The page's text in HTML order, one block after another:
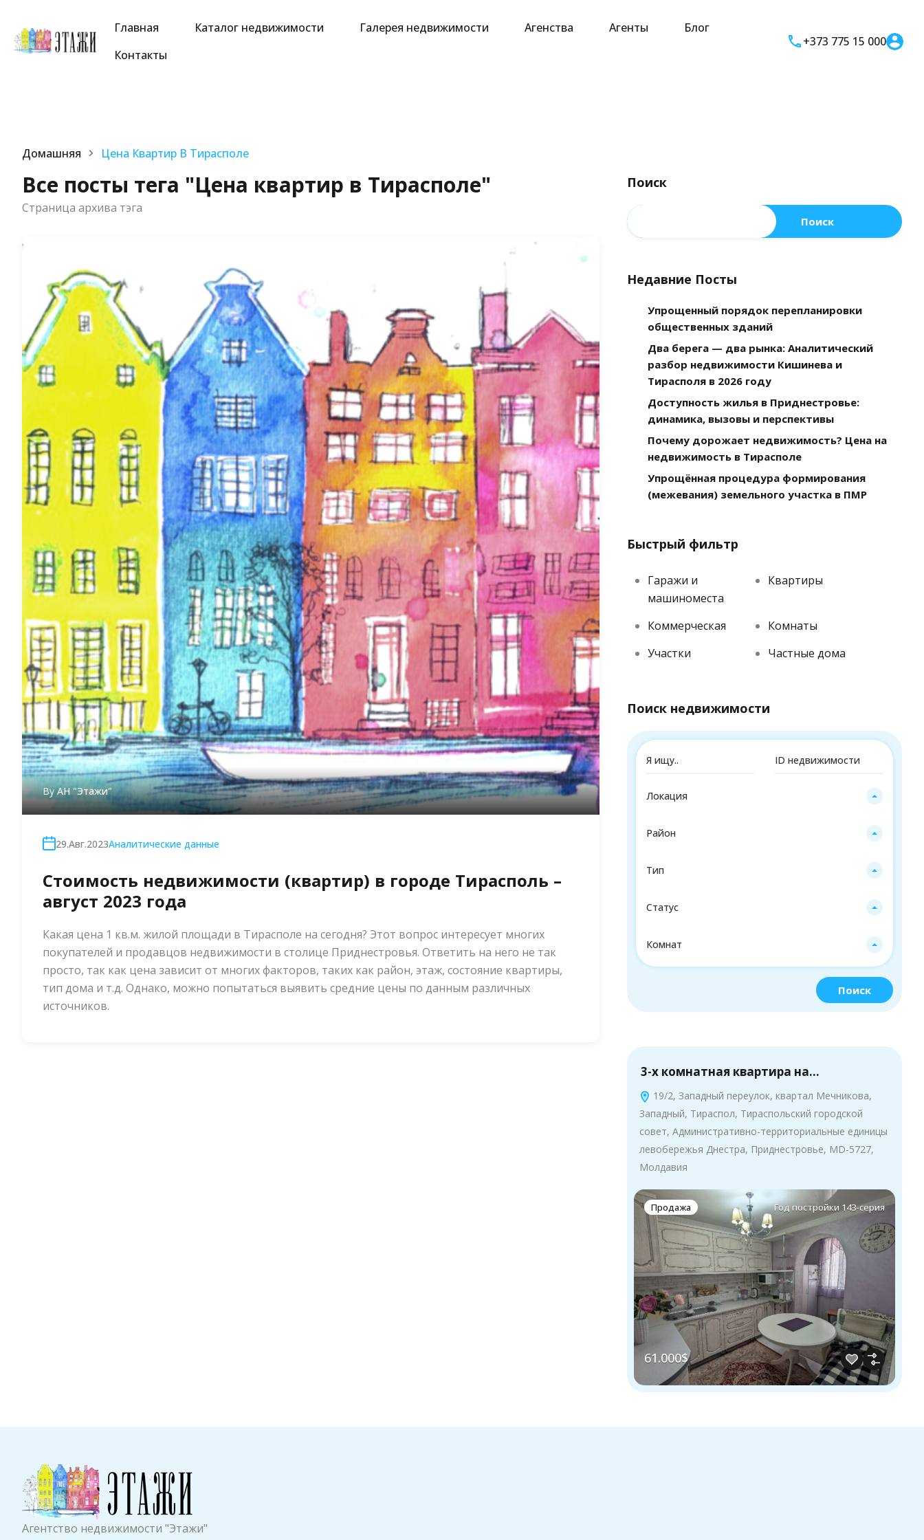
Главная Каталог недвижимости Галерея недвижимости Агенства Агенты
Блог
Контакты
+373 775 15 000
Домашняя Цена Квартир В Тирасполе
Все посты тега "Цена квартир в Тирасполе"
Страница архива тэга
By АН "Этажи"
29.Авг.2023Аналитические данные
Стоимость недвижимости (квартир) в городе Тирасполь –
август 2023 года
Какая цена 1 кв.м. жилой площади в Тирасполе на сегодня? Этот вопрос интересует многих
покупателей и продавцов недвижимости в столице Приднестровья. Ответить на него не так
просто, так как цена зависит от многих факторов, таких как район, этаж, состояние квартиры,
тип дома и т.д. Однако, можно попытаться выявить средние цены по данным различных
источников.
Поиск
Поиск
Недавние Посты
Упрощенный порядок перепланировки
общественных зданий
Два берега — два рынка: Аналитический
разбор недвижимости Кишинева и
Тирасполя в 2026 году
Доступность жилья в Приднестровье:
динамика, вызовы и перспективы
Почему дорожает недвижимость? Цена на
недвижимость в Тирасполе
Упрощённая процедура формирования
(межевания) земельного участка в ПМР
Быстрый фильтр
Гаражи и
машиноместа
Квартиры
Коммерческая
Комнаты
Участки
Частные дома
Поиск недвижимости
Локация
Район
Тип
Статус
Комнат
Поиск
3-х комнатная квартира на…
19/2, Западный переулок, квартал Мечникова,
Западный, Тираспол, Тираспольский городской
совет, Административно-территориальные единицы
левобережья Днестра, Приднестровье, MD-5727,
Молдавия
Продажа Год постройки 143-серия
61.000$
Агентство недвижимости "Этажи"